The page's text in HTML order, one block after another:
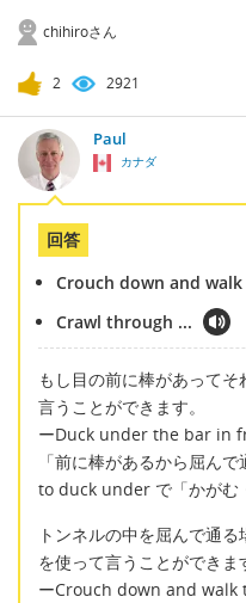
chihiroさん
2 2921
Paul
カナダ
回答
Crouch down and
Crawl through ...
もし目の前に棒があって
言うことができます。
ーDuck under the bar in
「前に棒があるから屈んで
to duck under で「かがむ
トンネルの中を屈んで通
を使って言うことができま
ーCrouch down and